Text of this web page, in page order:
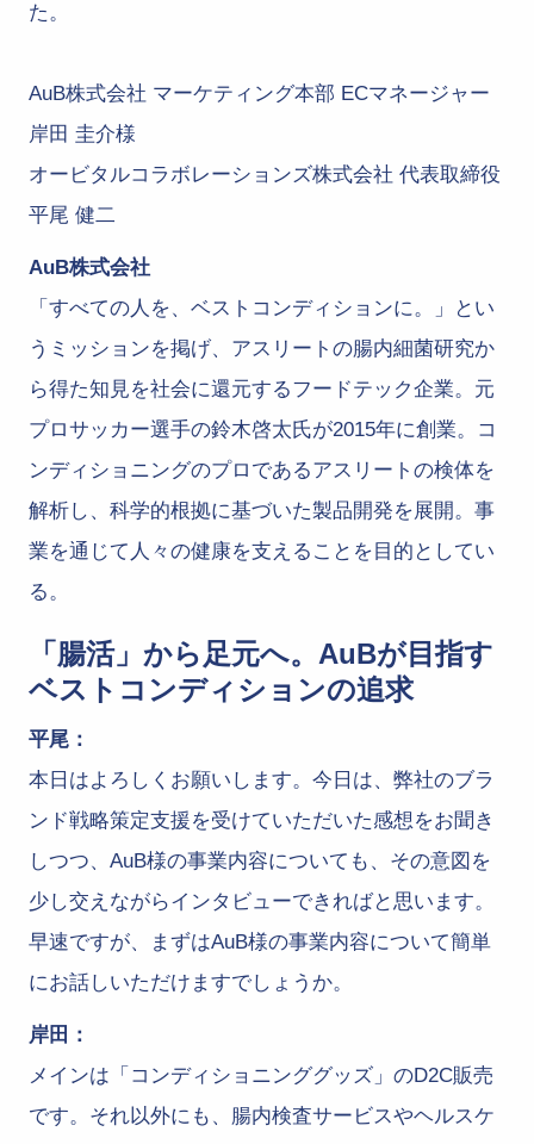
た。
AuB株式会社 マーケティング本部 ECマネージャー
岸田 圭介様
オービタルコラボレーションズ株式会社 代表取締役
平尾 健二
AuB株式会社
「すべての人を、ベストコンディションに。」とい
うミッションを掲げ、アスリートの腸内細菌研究か
ら得た知見を社会に還元するフードテック企業。元
プロサッカー選手の鈴木啓太氏が2015年に創業。コ
ンディショニングのプロであるアスリートの検体を
解析し、科学的根拠に基づいた製品開発を展開。事
業を通じて人々の健康を支えることを目的としてい
る。
「腸活」から足元へ。AuBが目指す
ベストコンディションの追求
平尾：
本日はよろしくお願いします。今日は、弊社のブラ
ンド戦略策定支援を受けていただいた感想をお聞き
しつつ、AuB様の事業内容についても、その意図を
少し交えながらインタビューできればと思います。
早速ですが、まずはAuB様の事業内容について簡単
にお話しいただけますでしょうか。
岸田：
メインは「コンディショニンググッズ」のD2C販売
です。それ以外にも、腸内検査サービスやヘルスケ